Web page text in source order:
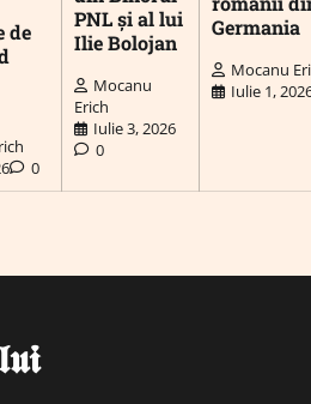
de
0
PNL și al lui
Ilie Bolojan
Mocanu
Erich
Iulie 3, 2026
0
Germania
Mocanu
Iulie 1,